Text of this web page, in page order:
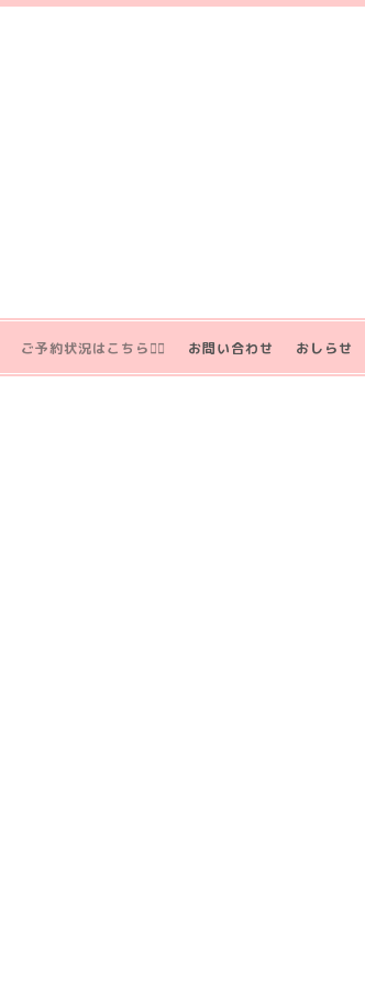
ご予約状況はこちら💁‍♀️ お問い合わせ おしらせ